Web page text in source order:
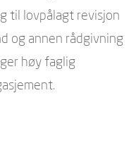
til lovpålagt revisjon
og annen rådgivning
høy faglig